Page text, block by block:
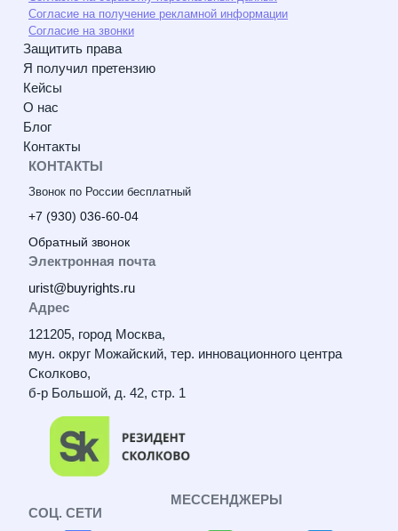
Согласие на получение рекламной информации
Согласие на звонки
Защитить права
Я получил претензию
Кейсы
О нас
Блог
Контакты
КОНТАКТЫ
Звонок по России бесплатный
+7 (930) 036-60-04
Обратный звонок
Электронная почта
urist@buyrights.ru
Адрес
121205, город Москва,
мун. округ Можайский, тер. инновационного центра
Сколково,
б-р Большой, д. 42, стр. 1
СОЦ. СЕТИ
МЕССЕНДЖЕРЫ